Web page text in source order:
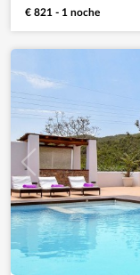
€ 821 - 1 noche